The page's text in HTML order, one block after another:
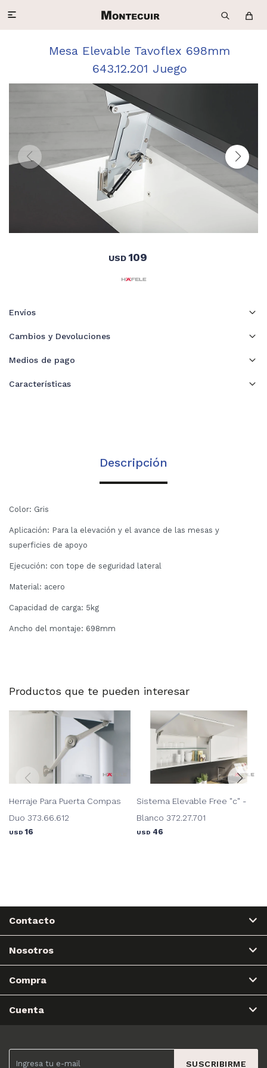

Mesa Elevable Tavoflex 698mm
643.12.201 Juego
USD 109
Envíos
Cambios y Devoluciones
Medios de pago
Características
Descripción
Color: Gris
Aplicación: Para la elevación y el avance de las mesas y
superficies de apoyo
Ejecución: con tope de seguridad lateral
Material: acero
Capacidad de carga: 5kg
Ancho del montaje: 698mm
Productos que te pueden interesar
Herraje Para Puerta Compas
Duo 373.66.612
USD 16
Sistema Elevable Free "c" -
Blanco 372.27.701
USD 46
SUSCRIBIRME
Contacto
Nosotros
Compra
Cuenta